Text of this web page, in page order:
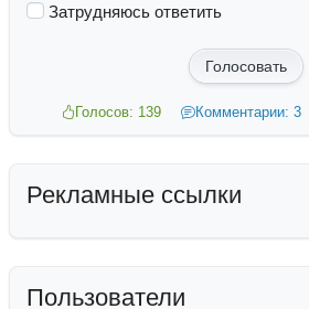
Затрудняюсь ответить
Голосовать
Голосов: 139 Комментарии: 3
Рекламные ссылки
Пользователи